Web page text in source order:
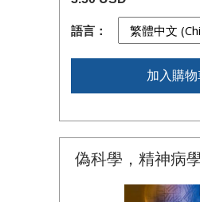
語言：
加入購物
偽科學，精神病